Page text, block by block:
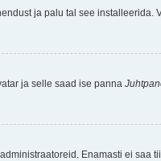
ja palu tal see installeerida.
ja selle saad ise panna
Enamasti ei saa